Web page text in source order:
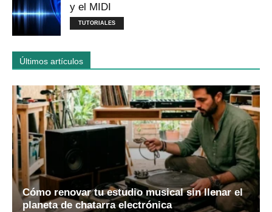
y el MIDI
TUTORIALES
Últimos artículos
Cómo renovar tu estudio musical sin llenar el
planeta de chatarra electrónica